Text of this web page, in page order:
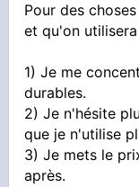
Pour des
et qu'on
1) Je me
durables.
2) Je n'hésite
que je n'utilise
3) Je mets le
après.